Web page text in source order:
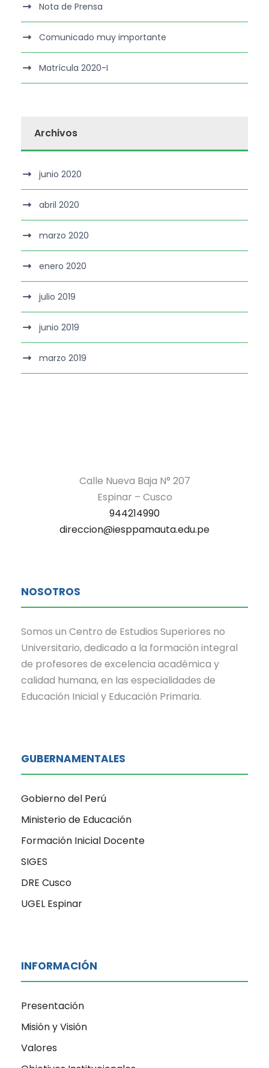
Nota de Prensa
Comunicado muy importante
Matrícula 2020-I
Archivos
junio 2020
abril 2020
marzo 2020
enero 2020
julio 2019
junio 2019
marzo 2019
Calle Nueva Baja N° 207
Espinar – Cusco
944214990
direccion@iesppamauta.edu.pe
NOSOTROS
Somos un Centro de Estudios Superiores no
Universitario, dedicado a la formación integral
de profesores de excelencia académica y
calidad humana, en las especialidades de
Educación Inicial y Educación Primaria.
GUBERNAMENTALES
Gobierno del Perú
Ministerio de Educación
Formación Inicial Docente
SIGES
DRE Cusco
UGEL Espinar
INFORMACIÓN
Presentación
Misión y Visión
Valores